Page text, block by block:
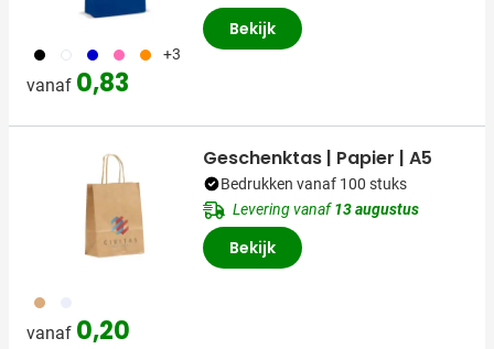
001 002 005 017 007 +3
vanaf 0,83
Bekijk
011
vanaf 0,20
Geschenktas | Papier | A5
Bedrukken vanaf 100 stuks
Levering vanaf13 augustus
Bekijk